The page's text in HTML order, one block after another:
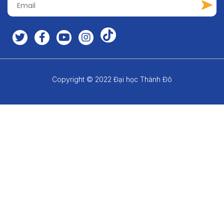
Copyright © 2022 Đại học Thành Đô